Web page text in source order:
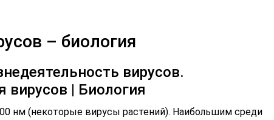
– биология
вирусов.
вирусов | Биология
нм (некоторые вирусы растений). Наибольшим среди